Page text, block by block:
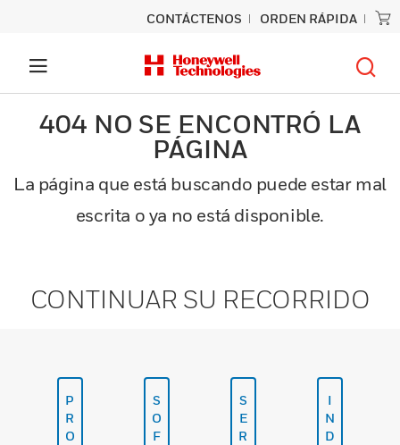
CONTÁCTENOS ORDEN RÁPIDA
404 NO SE ENCONTRÓ LA
PÁGINA
La página que está buscando puede estar mal
escrita o ya no está disponible.
CONTINUAR SU RECORRIDO
P
R
O
S
O
F
S
E
R
I
N
D